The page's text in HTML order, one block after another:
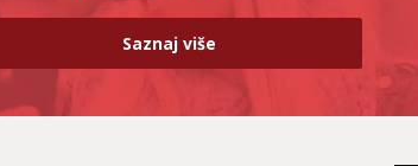
Saznaj više